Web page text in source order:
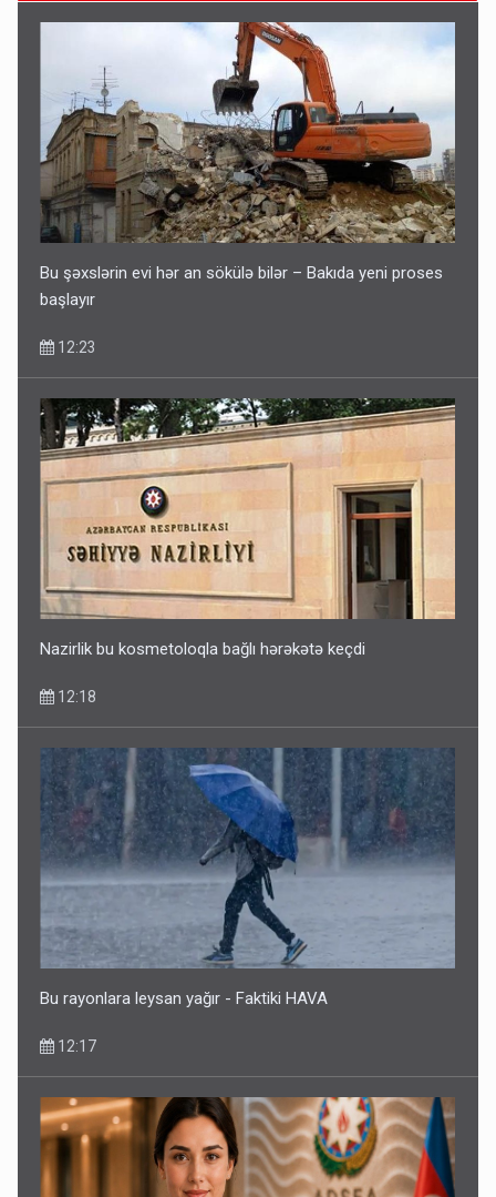
Bakıdakı “yəhudi”nin qurbanları - Sensasion adlar
10:13
Hava xəbəri müzakirə yaratdı: Bakıya 4 gün yağış, ardınca
isə…
09:57
Bakıda Rusiya-Ukrayna müharibəsi ilə bağlı görüş olub? -
RƏSMİ
09:24
Bu şəxslərin evi hər an sökülə bilər – Bakıda yeni proses
başlayır
12:23
Nazirlik bu kosmetoloqla bağlı hərəkətə keçdi
12:18
Bu rayonlara leysan yağır - Faktiki HAVA
12:17